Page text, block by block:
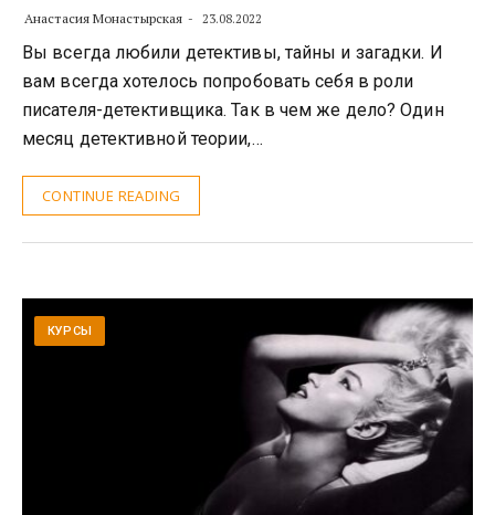
Анастасия Монастырская 23.08.2022
Вы всегда любили детективы, тайны и загадки. И
вам всегда хотелось попробовать себя в роли
писателя-детективщика. Так в чем же дело? Один
месяц детективной теории,…
CONTINUE READING
КУРСЫ